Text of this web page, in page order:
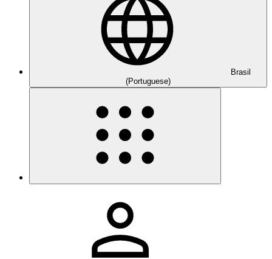
Brasil
(Portuguese)